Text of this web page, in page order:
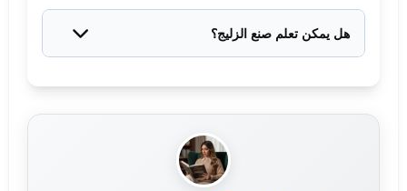
المغربي بشكل قاطع.
بينما مشروع كبير (مثل تغطية جدران غرفة) قد يستغرق
هل يمكن تعلم صنع الزليج؟
المعلمون التقليديون يبدأون التعلم في سن مبكرة
ويستمرون لعقود. إنها مهنة تحتاج صبراً وموهبة ودقة